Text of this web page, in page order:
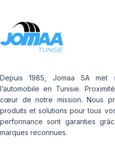
Depuis 1985, Jomaa SA
l’automobile en Tunisie.
cœur de notre mission. Nous
produits et solutions pour tous
performance sont garanties
marques reconnues.